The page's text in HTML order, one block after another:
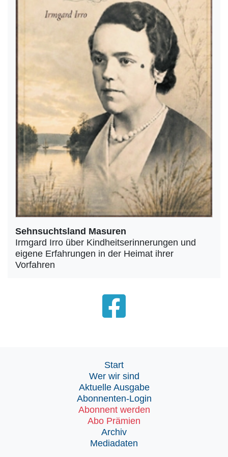
Sehnsuchtsland Masuren
Irmgard Irro über Kindheitserinnerungen und
eigene Erfahrungen in der Heimat ihrer
Vorfahren
Start
Wer wir sind
Aktuelle Ausgabe
Abonnenten-Login
Abonnent werden
Abo Prämien
Archiv
Mediadaten